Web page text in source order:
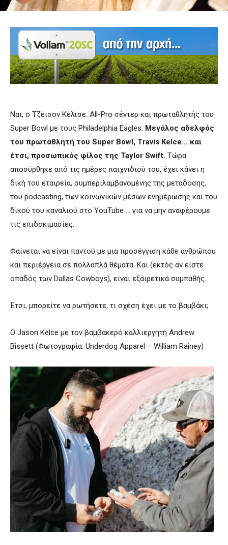
Ναι, ο Τζέισον Κέλτσε. All-Pro σέντερ και πρωταθλητής του
Super Bowl με τους Philadelphia Eagles. Μεγάλος αδελφός
του πρωταθλητή του Super Bowl, Travis Kelce… και
έτσι, προσωπικός φίλος της Taylor Swift. Τώρα
αποσύρθηκε από τις ημέρες παιχνιδιού του, έχει κάνει η
δική του εταιρεία, συμπεριλαμβανομένης της μετάδοσης,
του podcasting, των κοινωνικών μέσων ενημέρωσης και του
δικού του καναλιού στο YouTube … για να μην αναφέρουμε
τις επιδοκιμασίες.
Φαίνεται να είναι παντού με μια προσέγγιση κάθε ανθρώπου
και περιέργεια σε πολλαπλά θέματα. Και (εκτός αν είστε
οπαδός των Dallas Cowboys), είναι εξαιρετικά συμπαθής.
Έτσι, μπορείτε να ρωτήσετε, τι σχέση έχει με το βαμβάκι;
Ο Jason Kelce με τον βαμβακερό καλλιεργητή Andrew
Bissett (Φωτογραφία: Underdog Apparel – William Rainey)